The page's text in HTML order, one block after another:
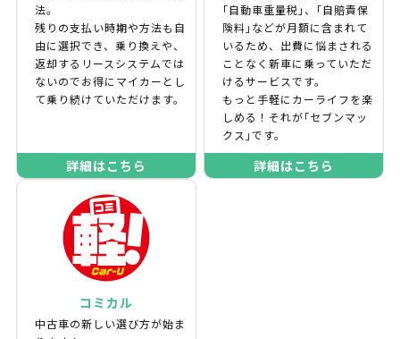
法。
残りの支払い時期や方法も自
由に選択でき、乗り換えや、
返却するリースシステムでは
ないのでお得にマイカーとし
て乗り続けていただけます。
詳細はこちら
｢自動車重量税｣、｢自賠責保
険料｣などが月額に含まれて
いるため、出費に悩まされる
ことなく新車に乗っていただ
けるサービスです。
もっと手軽にカーライフを楽
しめる！それが｢セブンマッ
クス｣です。
詳細はこちら
コミカル
中古車の新しい選び方が始ま